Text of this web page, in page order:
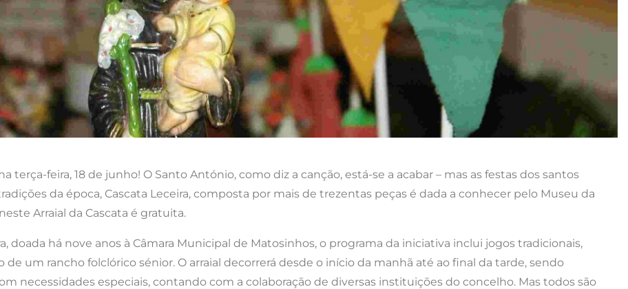
terça-feira, 18 de junho! O Santo António, como diz a canção, está-se a acabar – mas as festas dos santos
da época, Cascata Leceira, composta por mais de trezentas peças é dada a conhecer pelo Museu da
Arraial da Cascata é gratuita.
doada há nove anos à Câmara Municipal de Matosinhos, o programa da iniciativa inclui jogos tradicionais,
um rancho folclórico sénior. O arraial decorrerá desde o início da manhã até ao final da tarde, sendo
necessidades especiais, contando com a colaboração de diversas instituições do concelho. Mas todos são